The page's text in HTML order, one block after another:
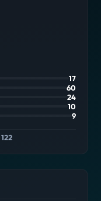
17
60
24
10
9
122